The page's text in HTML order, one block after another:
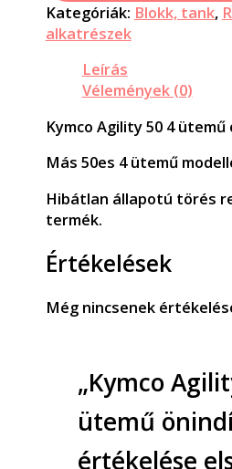
Kategóriák: Blokk, tank,
alkatrészek
Leírás
Vélemények (0)
Kymco Agility 50 4
Más 50es 4 ütemű
Hibátlan állapotú törés
termék.
Értékelések
Még nincsenek
„Kymco
ütemű
értékelése